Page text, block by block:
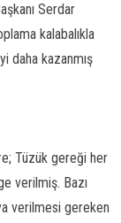
Serdar
kalabalıkla
daha kazanmış
Tüzük gereği her
verilmiş. Bazı
verilmesi gereken